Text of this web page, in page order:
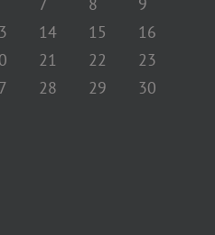
7 8
9
14 15
16
21 22
23
28 29
30